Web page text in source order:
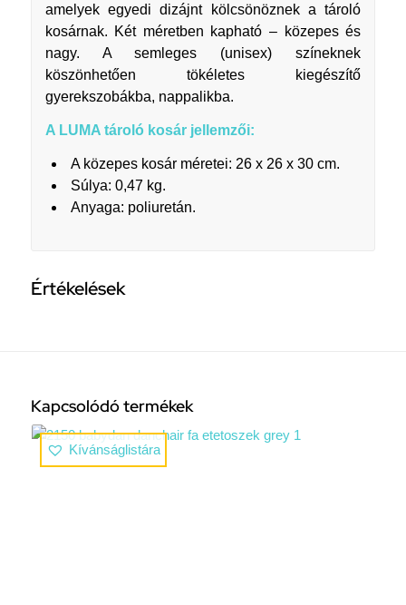
amelyek egyedi dizájnt kölcsönöznek a tároló
kosárnak. Két méretben kapható – közepes és
nagy. A semleges (unisex) színeknek
köszönhetően tökéletes kiegészítő
gyerekszobákba, nappalikba.
A LUMA tároló kosár jellemzői:
A közepes kosár méretei: 26 x 26 x 30 cm.
Súlya: 0,47 kg.
Anyaga: poliuretán.
Értékelések
Kapcsolódó termékek
Kívánságlistára